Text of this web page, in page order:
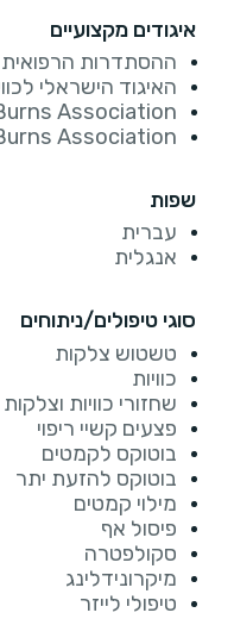
איגודים מקצועיים
ההסתדרות
האיגוד הישראלי
Association
Association
שפות
עברית
אנגלית
סוגי טיפולים/ניתוחים
טשטוש צלקות
כוויות
שחזורי כוויות וצלקות
פצעים קשיי ריפוי
בוטוקס לקמטים
בוטוקס להזעת יתר
מילוי קמטים
פיסול אף
סקולפטרה
מיקרונידלינג
טיפולי לייזר